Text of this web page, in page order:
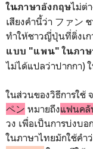
ในภาษาอังกฤษไม่ต่
เสียงคำนี้ว่า ファン
ทำให้ชาวญี่ปุ่นที่ติ่งเก
แบบ "แพน" ในภาษ
ไม่ได้แปลว่าปากกา)
ในส่วนของวิธีการใช้
ペン หมายถึงแฟนคลั
วง เพื่อเป็นการบ่งบ
ในภาษาไทยมักใช้คำ